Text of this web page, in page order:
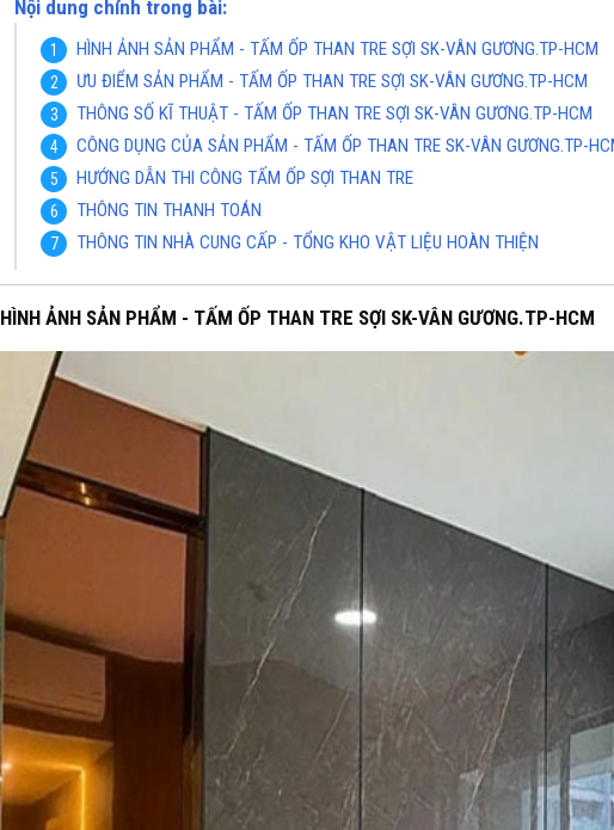
Nội dung chính trong bài:
HÌNH ẢNH SẢN PHẨM - TẤM ỐP THAN TRE SỢI SK-VÂN GƯƠNG.TP-HCM
ƯU ĐIỂM SẢN PHẨM - TẤM ỐP THAN TRE SỢI SK-VÂN GƯƠNG.TP-HCM
THÔNG SỐ KĨ THUẬT - TẤM ỐP THAN TRE SỢI SK-VÂN GƯƠNG.TP-HCM
CÔNG DỤNG CỦA SẢN PHẨM - TẤM ỐP THAN TRE SK-VÂN GƯƠNG.TP-
HƯỚNG DẪN THI CÔNG TẤM ỐP SỢI THAN TRE
THÔNG TIN THANH TOÁN
THÔNG TIN NHÀ CUNG CẤP - TỔNG KHO VẬT LIỆU HOÀN THIỆN
HÌNH ẢNH SẢN PHẨM - TẤM ỐP THAN TRE SỢI SK-VÂN GƯƠNG.TP-HCM